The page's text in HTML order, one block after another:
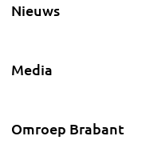
Nieuws
Media
Omroep Brabant